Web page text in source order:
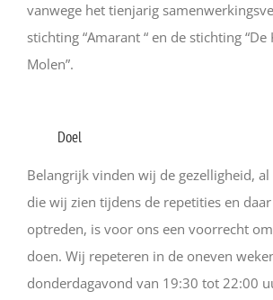
vanwege het tienjarig
stichting “Amarant “ en de stichting
Molen”.
Doel
Belangrijk vinden wij de gezelligheid,
die wij zien tijdens de repetities en
optreden, is voor ons een voorrecht
doen. Wij repeteren in de oneven
donderdagavond van 19:30 tot 22:00